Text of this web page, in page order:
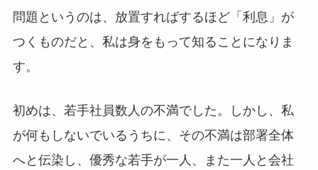
問題というのは、放置すればするほど「利息」が
つくものだと、私は身をもって知ることになりま
す。
初めは、若手社員数人の不満でした。しかし、私
が何もしないでいるうちに、その不満は部署全体
へと伝染し、優秀な若手が一人、また一人と会社